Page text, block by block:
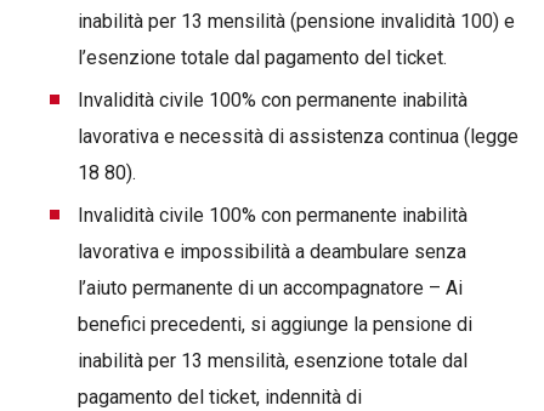
inabilità per 13 mensilità (pensione invalidità 100) e
l’esenzione totale dal pagamento del ticket.
Invalidità civile 100% con permanente inabilità
lavorativa e necessità di assistenza continua (legge
18 80).
Invalidità civile 100% con permanente inabilità
lavorativa e impossibilità a deambulare senza
l’aiuto permanente di un accompagnatore – Ai
benefici precedenti, si aggiunge la pensione di
inabilità per 13 mensilità, esenzione totale dal
pagamento del ticket, indennità di